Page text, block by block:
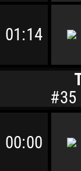
01:14
#35
00:00